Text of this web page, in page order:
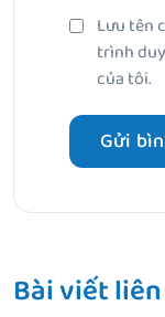
Lưu tên
trình
của tôi.
Bài viết